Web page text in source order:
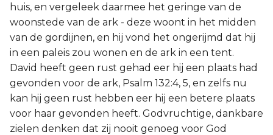
huis, en vergeleek daarmee het geringe van de
woonstede van de ark - deze woont in het midden
van de gordijnen, en hij vond het ongerijmd dat hij
in een paleis zou wonen en de ark in een tent.
David heeft geen rust gehad eer hij een plaats had
gevonden voor de ark, Psalm 132:4, 5, en zelfs nu
kan hij geen rust hebben eer hij een betere plaats
voor haar gevonden heeft. Godvruchtige, dankbare
zielen denken dat zij nooit genoeg voor God